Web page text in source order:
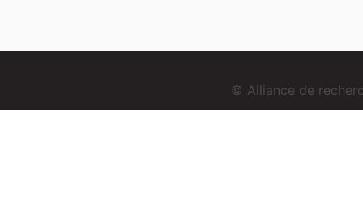
© Alliance de